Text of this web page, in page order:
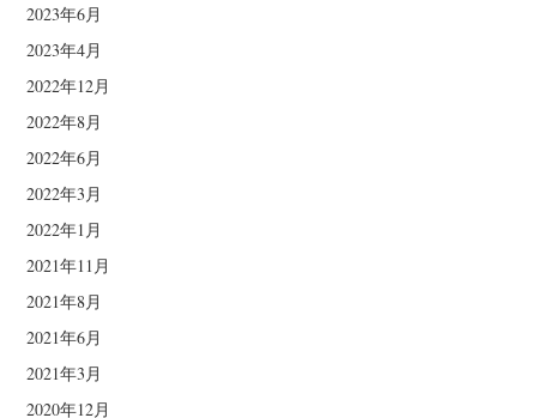
2023年6月
2023年4月
2022年12月
2022年8月
2022年6月
2022年3月
2022年1月
2021年11月
2021年8月
2021年6月
2021年3月
2020年12月